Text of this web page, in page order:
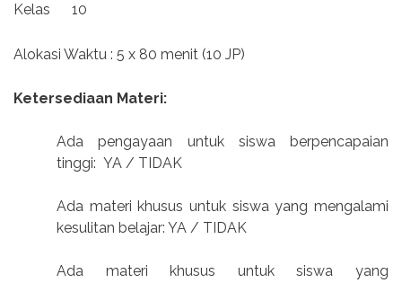
Kelas 10
Alokasi Waktu : 5 x 80 menit (10 JP)
Ketersediaan Materi:
Ada pengayaan untuk siswa berpencapaian
tinggi: YA / TIDAK
Ada materi khusus untuk siswa yang mengalami
kesulitan belajar: YA / TIDAK
Ada materi khusus untuk siswa yang